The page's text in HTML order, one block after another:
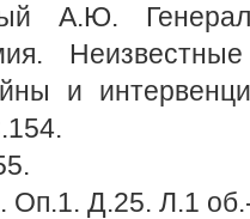
А.Ю.
и
Оп.1. Д.25. Л.1